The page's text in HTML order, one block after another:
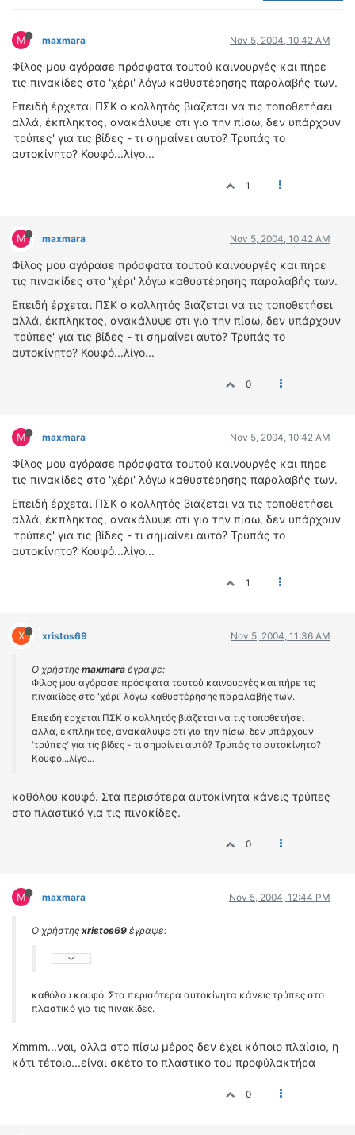
M maxmara Nov 5, 2004, 10:42 AM
Φίλος μου αγόρασε πρόσφατα τουτού καινουργές και πήρε
τις πινακίδες στο 'χέρι' λόγω καθυστέρησης παραλαβής των.
Επειδή έρχεται ΠΣΚ ο κολλητός βιάζεται να τις τοποθετήσει
αλλά, έκπληκτος, ανακάλυψε οτι για την πίσω, δεν υπάρχουν
'τρύπες' για τις βίδες - τι σημαίνει αυτό? Τρυπάς το
αυτοκίνητο? Κουφό...λίγο...
1
M maxmara Nov 5, 2004, 10:42 AM
Φίλος μου αγόρασε πρόσφατα τουτού καινουργές και πήρε
τις πινακίδες στο 'χέρι' λόγω καθυστέρησης παραλαβής των.
Επειδή έρχεται ΠΣΚ ο κολλητός βιάζεται να τις τοποθετήσει
αλλά, έκπληκτος, ανακάλυψε οτι για την πίσω, δεν υπάρχουν
'τρύπες' για τις βίδες - τι σημαίνει αυτό? Τρυπάς το
αυτοκίνητο? Κουφό...λίγο...
0
M maxmara Nov 5, 2004, 10:42 AM
Φίλος μου αγόρασε πρόσφατα τουτού καινουργές και πήρε
τις πινακίδες στο 'χέρι' λόγω καθυστέρησης παραλαβής των.
Επειδή έρχεται ΠΣΚ ο κολλητός βιάζεται να τις τοποθετήσει
αλλά, έκπληκτος, ανακάλυψε οτι για την πίσω, δεν υπάρχουν
'τρύπες' για τις βίδες - τι σημαίνει αυτό? Τρυπάς το
αυτοκίνητο? Κουφό...λίγο...
1
X xristos69 Nov 5, 2004, 11:36 AM
Ο χρήστης maxmara έγραψε:
Φίλος μου αγόρασε πρόσφατα τουτού καινουργές και πήρε τις
πινακίδες στο 'χέρι' λόγω καθυστέρησης παραλαβής των.
Επειδή έρχεται ΠΣΚ ο κολλητός βιάζεται να τις τοποθετήσει
αλλά, έκπληκτος, ανακάλυψε οτι για την πίσω, δεν υπάρχουν
'τρύπες' για τις βίδες - τι σημαίνει αυτό? Τρυπάς το αυτοκίνητο?
Κουφό...λίγο...
καθόλου κουφό. Στα περισότερα αυτοκίνητα κάνεις τρύπες
στο πλαστικό για τις πινακίδες.
0
M maxmara Nov 5, 2004, 12:44 PM
Ο χρήστης xristos69 έγραψε:
καθόλου κουφό. Στα περισότερα αυτοκίνητα κάνεις τρύπες στο
πλαστικό για τις πινακίδες.
Xmmm...ναι, αλλα στο πίσω μέρος δεν έχει κάποιο πλαίσιο, η
κάτι τέτοιο...είναι σκέτο το πλαστικό του προφύλακτήρα
0
VIDEO
ΝΕΑ ΜΟΝΤΕΛΑ
ΑΓΩΝΕΣ
CANDID CAMERA
ΤΕΧΝΟΛΟΓΙΑ
ΠΕΡΙΒΑΛΛΟΝ
ΕΙΔΗΣΕΙΣ
ΑΓΩΝΕΣ
FORMULA 1
WRC
ΤΙΜΕΣ
4T CLASSIC
ΜΟΝΤΕΛΑ
ΚΑΤΑΣΚΕΥΑΣΤΕΣ
ΠΡΟΣΩΠΙΚΟΤΗΤΕΣ
ΑΓΩΝΙΣΤΙΚΑ ΑΥΤΟΚΙΝΗΤΑ
ΠΡΟΣΦΟΡΕΣ
ΜΕΤΑΧΕΙΡΙΣΜΕΝΑ
2ΤΡΟΧΟΙ
ΟΔΗΓΟΥΜΕ
ΕΠΙΚΑΙΡΟΤΗΤΑ
ΑΓΩΝΕΣ
ΑΡΧΕΙΟ ΤΕΥΧΩΝ